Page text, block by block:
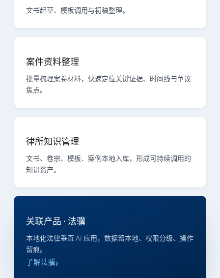
文书起草、模板调用与初稿整理。
案件资料整理
批量梳理案卷材料，快速定位关键证据、时间线与争议
焦点。
律所知识管理
文书、卷宗、模板、案例本地入库，形成可持续调用的
知识资产。
关联产品 · 法骥
本地化法律垂直 AI 应用，数据留本地、权限分级、操作
留痕。
了解法骥